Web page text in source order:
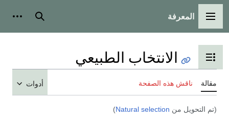
القائمة الرئيسية
المعرفة بحث
تبديل عرض جدول المحتويات
الانتخاب الطبيعي
مقالة ناقش هذه الصفحة أدوات
(تم التحويل من Natural selection
)